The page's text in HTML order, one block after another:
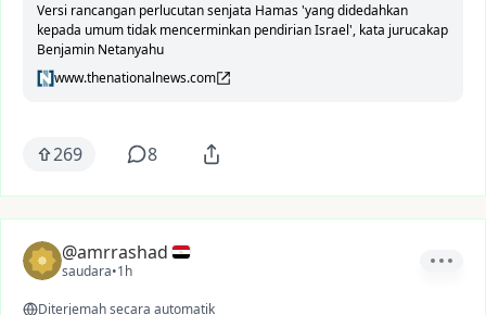
Versi rancangan perlucutan senjata Hamas 'yang didedahkan
kepada umum tidak mencerminkan pendirian Israel', kata jurucakap
Benjamin Netanyahu
www.thenationalnews.com
269 8
@amrrashad
saudara•1h
Diterjemah secara automatik